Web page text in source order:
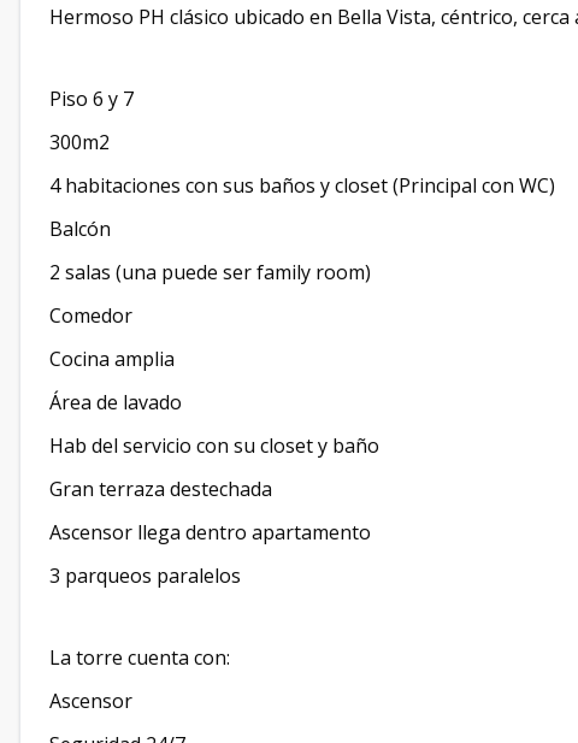
Hermoso PH clásico ubicado en Bella Vista, céntrico,
Piso 6 y 7
300m2
4 habitaciones con sus baños y closet (Principal con WC)
Balcón
2 salas (una puede ser family room)
Comedor
Cocina amplia
Área de lavado
Hab del servicio con su closet y baño
Gran terraza destechada
Ascensor llega dentro apartamento
3 parqueos paralelos
La torre cuenta con:
Ascensor